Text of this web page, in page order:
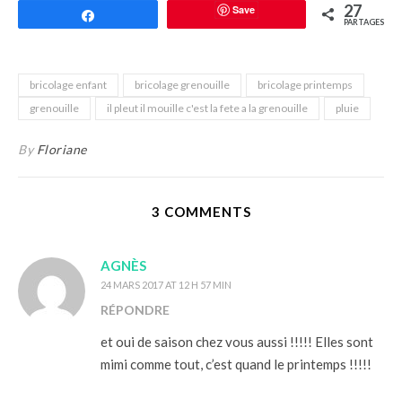
Save 27
PARTAGES
bricolage enfant bricolage grenouille
bricolage printemps
grenouille
il pleut il mouille c'est la fete a la grenouille pluie
ByFloriane
3 COMMENTS
AGNÈS
24 MARS 2017 AT 12 H 57 MIN
RÉPONDRE
et oui de saison chez vous aussi !!!!! Elles sont
mimi comme tout, c’est quand le printemps !!!!!